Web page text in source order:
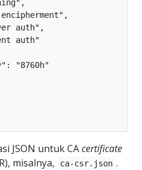
auth",
auth"
"8760h"
JSON untuk CAcertificate
misalnya, ca-csr.json .